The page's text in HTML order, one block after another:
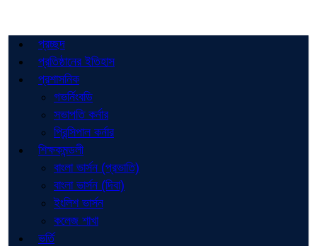
প্রচ্ছদ
প্রতিষ্ঠানের ইতিহাস
প্রশাসনিক
গভর্নিংবডি
সভাপতি কর্নার
প্রিন্সিপাল কর্নার
শিক্ষকমন্ডলী
বাংলা ভার্সন (প্রভাতি)
বাংলা ভার্সন (দিবা)
ইংলিশ ভার্সন
কলেজ শাখা
ভর্তি